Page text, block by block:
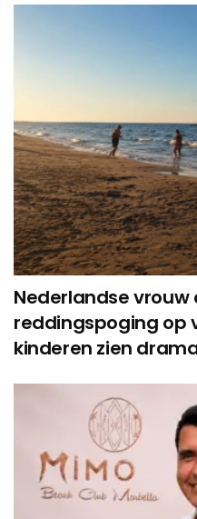
Nederlandse vrouw
reddingspoging op
kinderen zien